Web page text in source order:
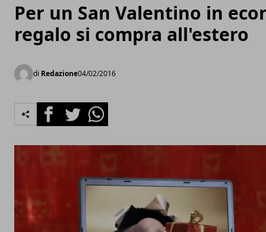
Per un San Valentino in
regalo si compra all'estero
di Redazione04/02/2016
FacebookTwitterWhatsapp